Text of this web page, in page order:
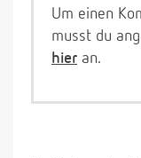
Um einen
musst du
hier an.